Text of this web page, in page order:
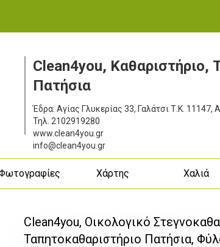
Clean4you, Καθαριστήριο,
Πατήσια
Έδρα: Αγίας Γλυκερίας 33, Γαλάτσι Τ.Κ. 11147,
Τηλ. 2102919280
www.clean4you.gr
info@clean4you.gr
Χάρτης Χαλιά
Clean4you, Οικολογικό
Ταπητοκαθαριστήριο Πατήσια,